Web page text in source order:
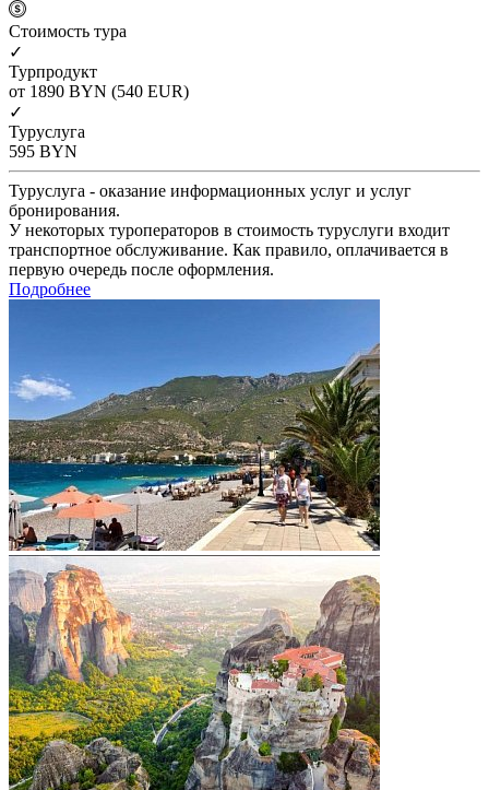
Cтоимость тура
✓
Турпродукт
от 1890 BYN (540 EUR)
✓
Туруслуга
595 BYN
Туруслуга - оказание информационных услуг и услуг
бронирования.
У некоторых туроператоров в стоимость туруслуги входит
транспортное обслуживание. Как правило, оплачивается в
первую очередь после оформления.
Подробнее